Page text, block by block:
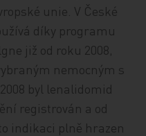
unie. V České
díky programu
již od roku 2008,
nemocným s
byl lenalidomid
registrován a od
indikaci plně hrazen